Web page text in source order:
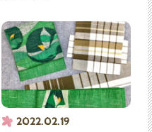
2022.02.19